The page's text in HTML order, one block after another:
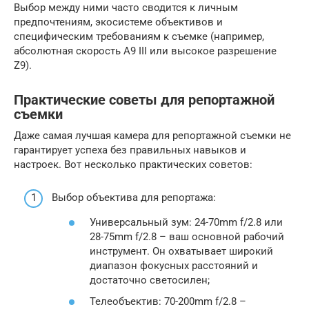
Выбор между ними часто сводится к личным
предпочтениям, экосистеме объективов и
специфическим требованиям к съемке (например,
абсолютная скорость A9 III или высокое разрешение
Z9).
Практические советы для репортажной
съемки
Даже самая лучшая камера для репортажной съемки не
гарантирует успеха без правильных навыков и
настроек. Вот несколько практических советов:
Выбор объектива для репортажа:
Универсальный зум: 24-70mm f/2.8 или
28-75mm f/2.8 – ваш основной рабочий
инструмент. Он охватывает широкий
диапазон фокусных расстояний и
достаточно светосилен;
Телеобъектив: 70-200mm f/2.8 –